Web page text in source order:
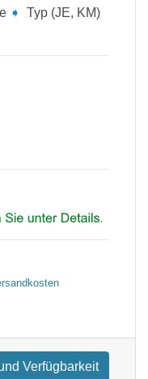
➧
Typ (JE, KM)
Verfügbarkeit